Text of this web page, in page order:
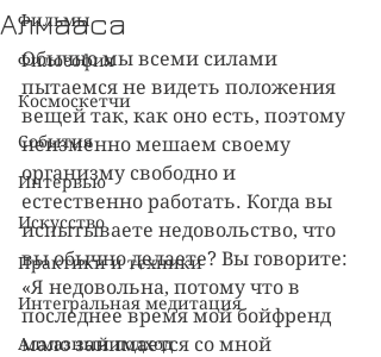
Фильмы
Философия
Космоскетчи
События
Интервью
Искусство
Практики и техники
Интегральная медитация
Алмазный подход
Алмааса
Обычно мы всеми силами
пытаемся не видеть положения
вещей так, как оно есть, поэтому
неизменно мешаем своему
организму свободно и
естественно работать. Когда вы
испытываете недовольство, что
вы обычно делаете? Вы говорите:
«Я недовольна, потому что в
последнее время мой бойфренд
мало занимается со мной